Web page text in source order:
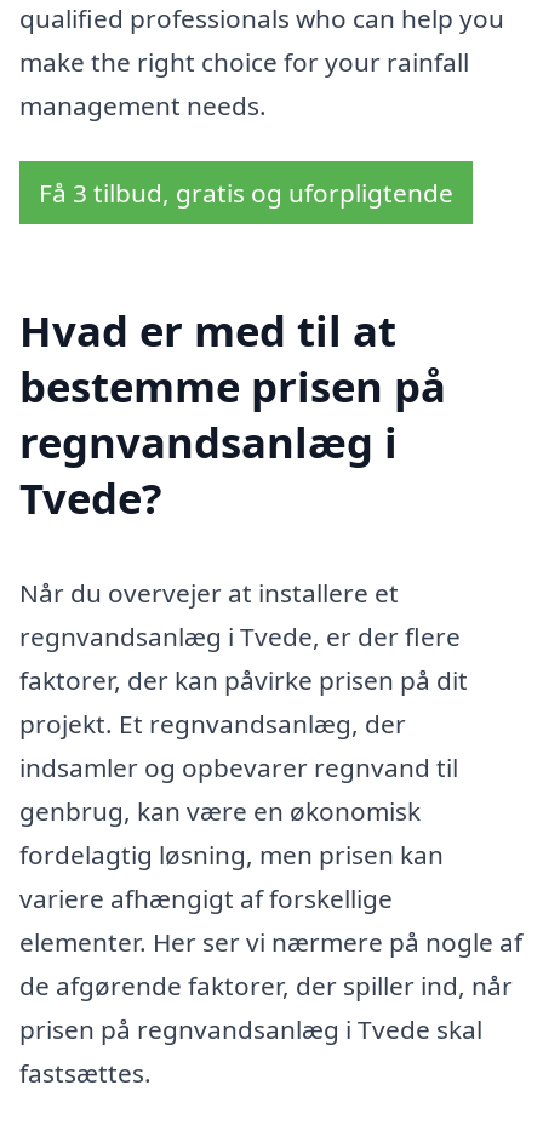
qualified professionals who can help you
make the right choice for your rainfall
management needs.
Få 3 tilbud, gratis og uforpligtende
Hvad er med til at
bestemme prisen på
regnvandsanlæg i
Tvede?
Når du overvejer at installere et
regnvandsanlæg i Tvede, er der flere
faktorer, der kan påvirke prisen på dit
projekt. Et regnvandsanlæg, der
indsamler og opbevarer regnvand til
genbrug, kan være en økonomisk
fordelagtig løsning, men prisen kan
variere afhængigt af forskellige
elementer. Her ser vi nærmere på nogle af
de afgørende faktorer, der spiller ind, når
prisen på regnvandsanlæg i Tvede skal
fastsættes.